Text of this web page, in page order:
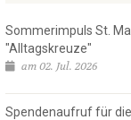
Sommerimpuls St.
"Alltagskreuze"
am 02. Jul. 2026
Spendenaufruf für